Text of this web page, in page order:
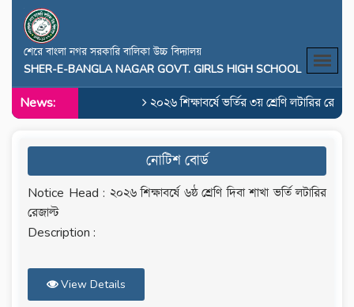
শেরে বাংলা নগর সরকারি বালিকা উচ্চ বিদ্যালয়
SHER-E-BANGLA NAGAR GOVT. GIRLS HIGH SCHOOL
News: ২০২৬ শিক্ষাবর্ষে ভর্তির ৩য় শ্রেণি লটারির
নোটিশ বোর্ড
Notice Head : ২০২৬ শিক্ষাবর্ষে ৬ষ্ঠ শ্রেণি দিবা শাখা ভর্তি লটারির
রেজাল্ট
Description :
View Details